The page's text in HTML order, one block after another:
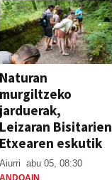
Naturan
murgiltzeko
jarduerak,
Leizaran Bisitarien
Etxearen eskutik
Aiurri abu 05, 08:30
ANDOAIN